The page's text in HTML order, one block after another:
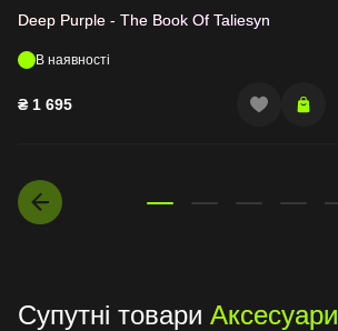
Deep Purple - The Book Of Taliesyn
В наявності
₴ 1 695
Супутні товари Аксесуари